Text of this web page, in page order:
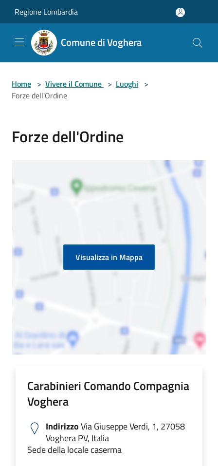
Regione Lombardia
Comune di Voghera
Home > Vivere il Comune > Luoghi >
Forze dell'Ordine
Forze dell'Ordine
Visualizza in Mappa
Carabinieri Comando Compagnia
Voghera
IndirizzoVia Giuseppe Verdi, 1, 27058
Voghera PV, Italia
Sede della locale caserma